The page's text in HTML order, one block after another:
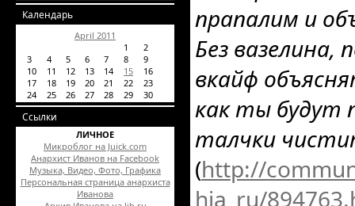
Календарь
April 2011
1
2
3
4 5 6 7 8
9
10
11 12 13 14 15
16
17
18 19 20 21 22
23
24
25 26 27 28 29 30
Ссылки
ЛИЧНОЕ
Микроблог на Juick.com
Анархист Иванов на Facebook
Музыка, Видео, Фото, Графика
Персональная страница анархиста
Иванова
прапалим и
Без
вкайф
как ты будут
талчки
(http://
hia_ru/